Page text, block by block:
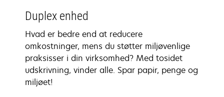
Duplex enhed
Hvad er bedre end at reducere
omkostninger, mens du støtter miljøvenlige
praksisser i din virksomhed? Med tosidet
udskrivning, vinder alle. Spar papir, penge og
miljøet!